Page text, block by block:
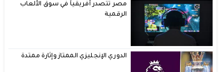
مصر تتصدر أفريقياً في سوق الألعاب
الرقمية
الدوري الإنجليزي الممتاز وإثارة ممتدة